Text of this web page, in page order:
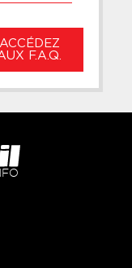
ACCÉDEZ
F.A.Q.